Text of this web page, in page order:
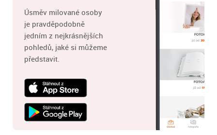
Úsměv milované osoby
je pravděpodobně
jedním z nejkrásnějších
pohledů, jaké si můžeme
představit.